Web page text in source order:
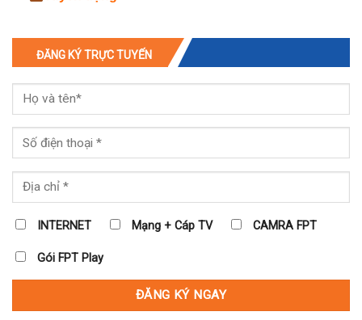
ĐĂNG KÝ TRỰC TUYẾN
INTERNET Mạng + Cáp TV CAMRA FPT
Gói FPT Play